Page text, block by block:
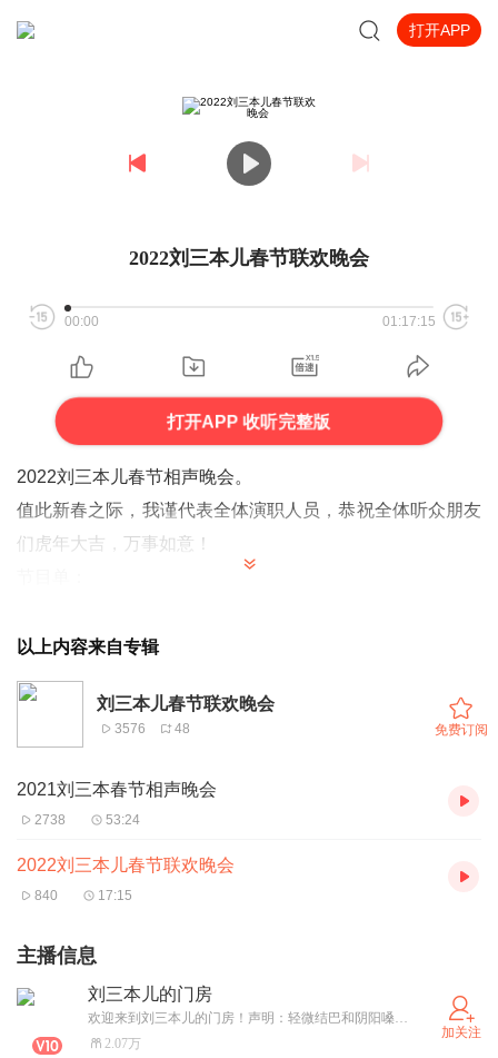
打开APP
2022刘三本儿春节联欢晚会
00:00 01:17:15
打开APP 收听完整版
2022刘三本儿春节相声晚会。
值此新春之际，我谨代表全体演职人员，恭祝全体听众朋友
们虎年大吉，万事如意！
单口相声《空城计》 表演者：大麟子
评书选段《火烧琵琶精》 表演者：王子源
京剧选段《珠帘寨》 表演者：小玉声
单口相声《江南围》 表演者：刘三本儿
以上内容来自专辑
刘三本儿春节联欢晚会
3576 48 免费订阅
2021刘三本春节相声晚会
2738 53:24
2022刘三本儿春节联欢晚会
840 17:15
主播信息
刘三本儿的门房
欢迎来到刘三本儿的门房！声明：轻微结巴和阴阳嗓是刘宝瑞大师的特点，模仿他的时候必不可少，我本人不结巴，刘大师也不结巴，这是一种调整节奏的手段。方言误读是有意而为之，我普通话二甲水平。另外相声是需要艺术加工的，任何舞台艺术都是如此。非要较真儿刷存在感的我建议您去买一套《清史稿》读成有声书，我帮您发表，那里头没有诌书咧戏的成分。
2.07万
加关注